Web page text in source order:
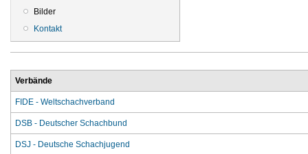
Bilder
Kontakt
Verbände
FIDE - Weltschachverband
DSB - Deutscher Schachbund
DSJ - Deutsche Schachjugend